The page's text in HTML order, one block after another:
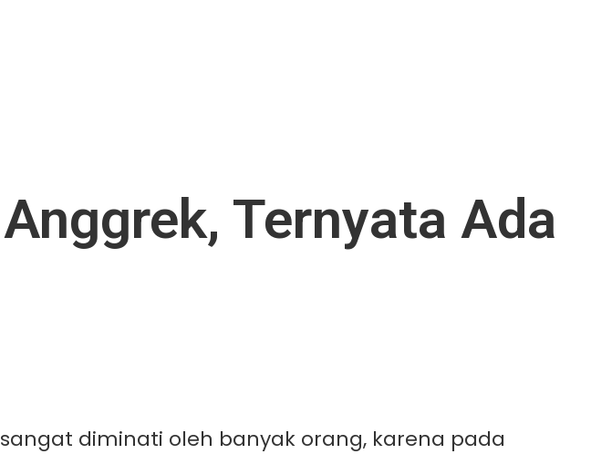
Ternyata Ada
diminati oleh banyak orang, karena pada